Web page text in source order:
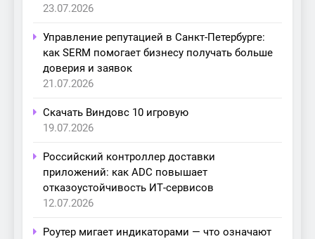
23.07.2026
Управление репутацией в Санкт-Петербурге:
как SERM помогает бизнесу получать больше
доверия и заявок
21.07.2026
Скачать Виндовс 10 игровую
19.07.2026
Российский контроллер доставки
приложений: как ADC повышает
отказоустойчивость ИТ-сервисов
12.07.2026
Роутер мигает индикаторами — что означают